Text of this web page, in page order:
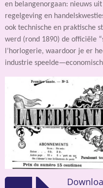
en belangenorgaan: nieuws
regelgeving en
ook technische en praktische
werd (rond 1890) de officiële
l’horlogerie, waardoor je er
industrie